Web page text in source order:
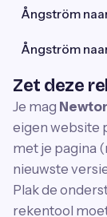
Ångström
Ångström
Zet deze
Je mag
eigen website
met je pagina
nieuwste
Plak de
rekentool